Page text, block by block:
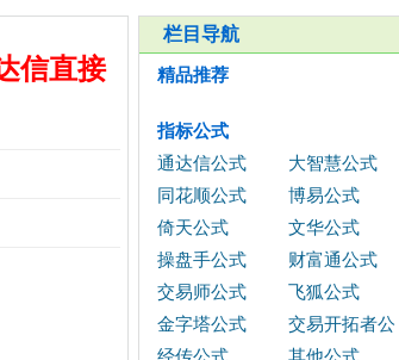
信直接
栏目导航
精品推荐
指标公式
通达信公式
大智慧公式
同花顺公式
博易公式
倚天公式
文华公式
操盘手公式
财富通公式
交易师公式
飞狐公式
金字塔公式
交易开拓者公
式